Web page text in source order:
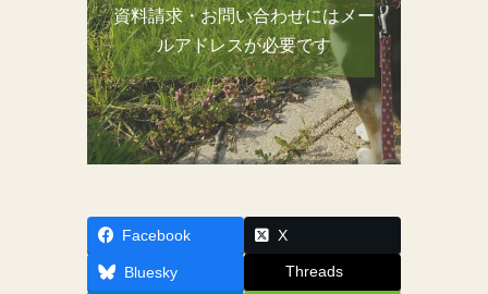
資料請求・お問い合わせにはメー
ルアドレスが必要です
Facebook X
Bluesky Threads